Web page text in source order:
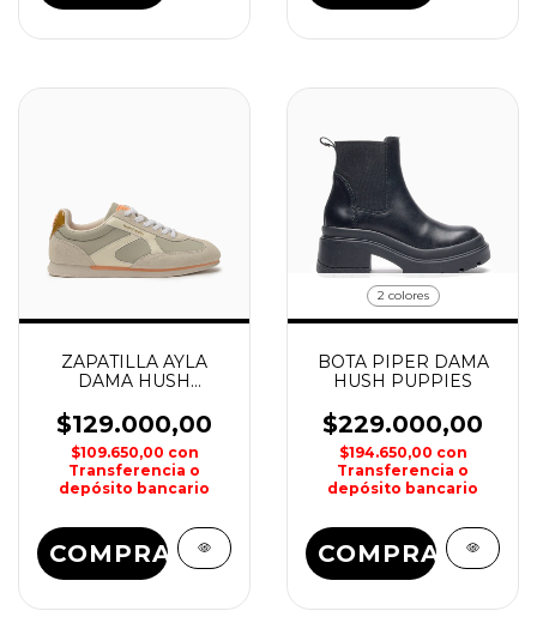
ZAPATILLA AYLA
DAMA HUSH
$129.000,00
$109.650,00 con
Transferencia o
depósito bancario
COMPRAR
2 colores
BOTA PIPER DAMA
HUSH PUPPIES
$229.000,00
$194.650,00 con
Transferencia o
depósito bancario
COMPRAR